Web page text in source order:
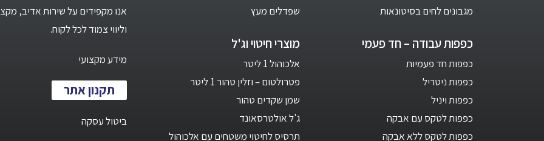
מגבונים לחים בסיטונאות
כפפות עבודה – חד פעמי
כפפות חד פעמיות
כפפות ניטריל
כפפות ויניל
כפפות לטקס עם אבקה
כפפות לטקס ללא אבקה
שפדלים מעץ
מוצרי חיטוי וג'ל
אלכוהול 1 ליטר
פטרולטום – וזלין טהור 1 ליטר
שמן שקדים טהור
ג'ל אולטרסאונד
תרסיס לחיטוי משטחים עם אלכוהול
אנו מקפידים על שירות אדיב,
וליווי צמוד לכל לקוח.
מידע מקצועי
תקנון אתר
ביטול עסקה